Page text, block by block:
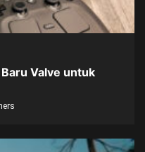
Valve untuk